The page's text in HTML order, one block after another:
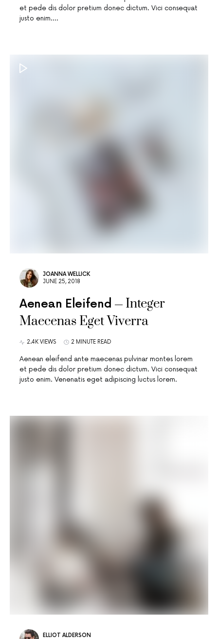
et pede dis dolor pretium donec dictum. Vici consequat
justo enim.…
JOANNA WELLICK
JUNE 25, 2018
Aenean Eleifend
Integer
Maecenas Eget Viverra
2.4K VIEWS 2 MINUTE READ
Aenean eleifend ante maecenas pulvinar montes lorem
et pede dis dolor pretium donec dictum. Vici consequat
justo enim. Venenatis eget adipiscing luctus lorem.
ELLIOT ALDERSON